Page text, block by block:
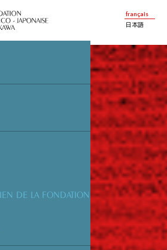
français
日本語
DE LA FONDATION